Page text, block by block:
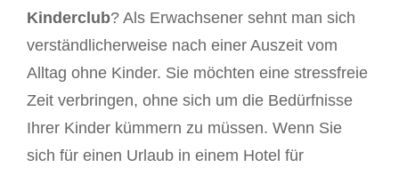
Kinderclub? Als Erwachsener sehnt man sich
verständlicherweise nach einer Auszeit vom
Alltag ohne Kinder. Sie möchten eine stressfreie
Zeit verbringen, ohne sich um die Bedürfnisse
Ihrer Kinder kümmern zu müssen. Wenn Sie
sich für einen Urlaub in einem Hotel für